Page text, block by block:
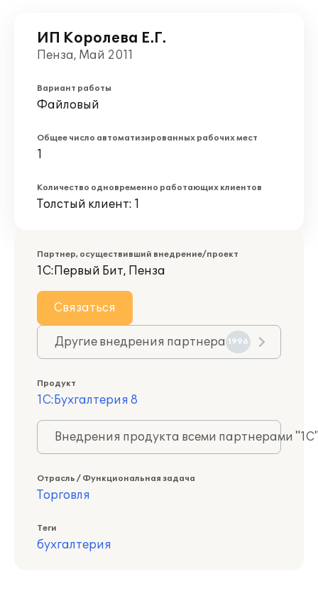
ИП Королева Е.Г.
Пенза, Май 2011
Вариант работы
Файловый
Общее число автоматизированных рабочих мест
1
Количество одновременно работающих клиентов
Толстый клиент: 1
Партнер, осуществивший внедрение/проект
1С:Первый Бит, Пенза
Связаться
Другие внедрения партнера 1996
Продукт
1С:Бухгалтерия 8
Внедрения продукта всеми партнерами
Отрасль / Функциональная задача
Торговля
Теги
бухгалтерия